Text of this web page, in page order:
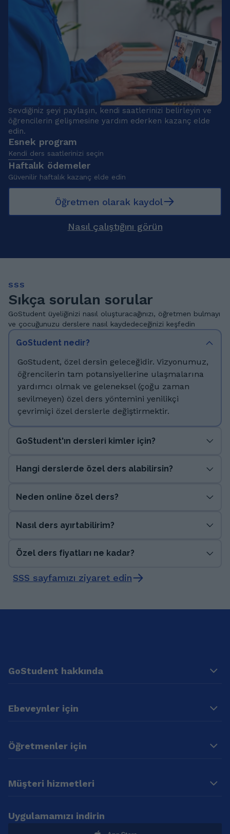
Sevdiğiniz şeyi paylaşın, kendi saatlerinizi belirleyin ve
öğrencilerin gelişmesine yardım ederken kazanç elde
edin.
Esnek program
Kendi ders saatlerinizi seçin
Haftalık ödemeler
Güvenilir haftalık kazanç elde edin
Öğretmen olarak kaydol
Nasıl çalıştığını görün
SSS
Sıkça sorulan sorular
GoStudent üyeliğinizi nasıl oluşturacağınızı, öğretmen bulmayı
ve çocuğunuzu derslere nasıl kaydedeceğinizi keşfedin
GoStudent nedir?
GoStudent, özel dersin geleceğidir. Vizyonumuz,
öğrencilerin tam potansiyellerine ulaşmalarına
yardımcı olmak ve geleneksel (çoğu zaman
sevilmeyen) özel ders yöntemini yenilikçi
çevrimiçi özel derslerle değiştirmektir.
GoStudent'ın dersleri kimler için?
Hangi derslerde özel ders alabilirsin?
Neden online özel ders?
Nasıl ders ayırtabilirim?
Özel ders fiyatları ne kadar?
SSS sayfamızı ziyaret edin
GoStudent hakkında
Ebeveynler için
Öğretmenler için
Müşteri hizmetleri
Uygulamamızı indirin